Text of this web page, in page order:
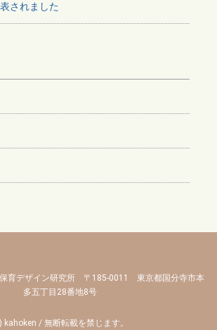
されました
育デザイン研究所 〒185-0011 東京都国分寺市本
多五丁目28番地8号
kahoken / 無断転載を禁じます。